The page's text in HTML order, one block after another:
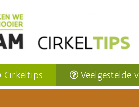
Cirkeltips Veelgestelde